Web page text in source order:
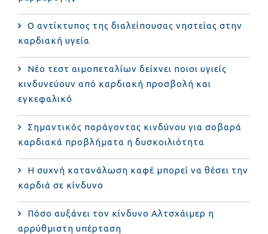
Ο αντίκτυπος της διαλείπουσας νηστείας στην
καρδιακή υγεία
Νέο τεστ αιμοπεταλίων δείχνει ποιοι υγιείς
κινδυνεύουν από καρδιακή προσβολή και
εγκεφαλικό
Σημαντικός παράγοντας κινδύνου για σοβαρά
καρδιακά προβλήματα η δυσκοιλιότητα
Η συχνή κατανάλωση καφέ μπορεί να θέσει την
καρδιά σε κίνδυνο
Πόσο αυξάνει τον κίνδυνο Αλτσχάιμερ η
αρρύθμιστη υπέρταση